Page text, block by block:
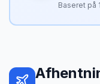
Baseret på